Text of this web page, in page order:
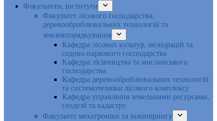
Факультети, інститути
Факультет лісового господарства,
деревооброблювальних технологій та
землевпорядкування
Кафедра лісових культур, меліорацій та
садово-паркового господарства
Кафедра лісівництва та мисливського
господарства
Кафедра деревооброблювальних технологій
та системотехніки лісового комплексу
Кафедра управління земельними ресурсами,
геодезії та кадастру
Факультет мехатроніки та інжинірингу